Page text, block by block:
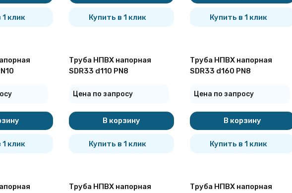
1 клик Купить в 1 клик Купить в 1 клик
1 клик
Труба НПВХ напорная
SDR33 d110 PN8
Цена по запросу
В корзину
Купить в 1 клик
Труба НПВХ напорная
SDR33 d160 PN8
Цена по запросу
В корзину
Купить в 1 клик
Труба НПВХ напорная
Труба НПВХ напорная